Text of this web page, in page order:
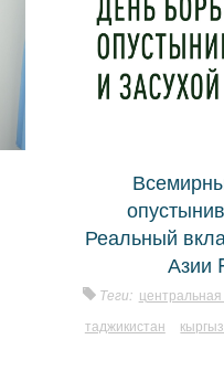
Реальный
Азии
Теги:
таджикистан